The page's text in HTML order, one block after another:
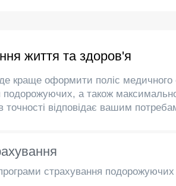
життя та здоров'я
краще оформити поліс медичного
подорожуючих, а також
точності відповідає вашим
страхування